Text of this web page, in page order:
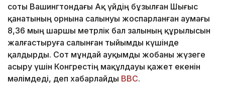
соты Вашингтондағы Ақ үйдің бұзылған Шығыс
қанатының орнына салынуы жоспарланған аумағы
8,36 мың шаршы метрлік бал залының құрылысын
жалғастыруға салынған тыйымды күшінде
қалдырды. Сот мұндай ауқымды жобаны жүзеге
асыру үшін Конгрестің мақұлдауы қажет екенін
мәлімдеді, деп хабарлайды BBC.